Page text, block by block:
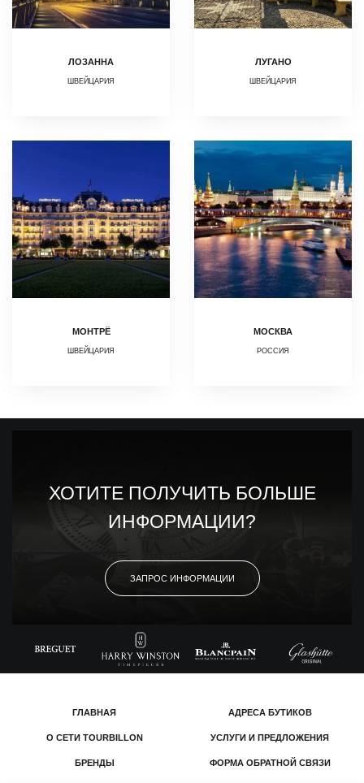
ЛОЗАННА
ШВЕЙЦАРИЯ
ЛУГАНО
ШВЕЙЦАРИЯ
МОНТРЁ
ШВЕЙЦАРИЯ
МОСКВА
РОССИЯ
ХОТИТЕ ПОЛУЧИТЬ БОЛЬШЕ
ИНФОРМАЦИИ?
ЗАПРОС ИНФОРМАЦИИ
ГЛАВНАЯ
О СЕТИ TOURBILLON
БРЕНДЫ
АДРЕСА БУТИКОВ
УСЛУГИ И ПРЕДЛОЖЕНИЯ
ФОРМА ОБРАТНОЙ СВЯЗИ